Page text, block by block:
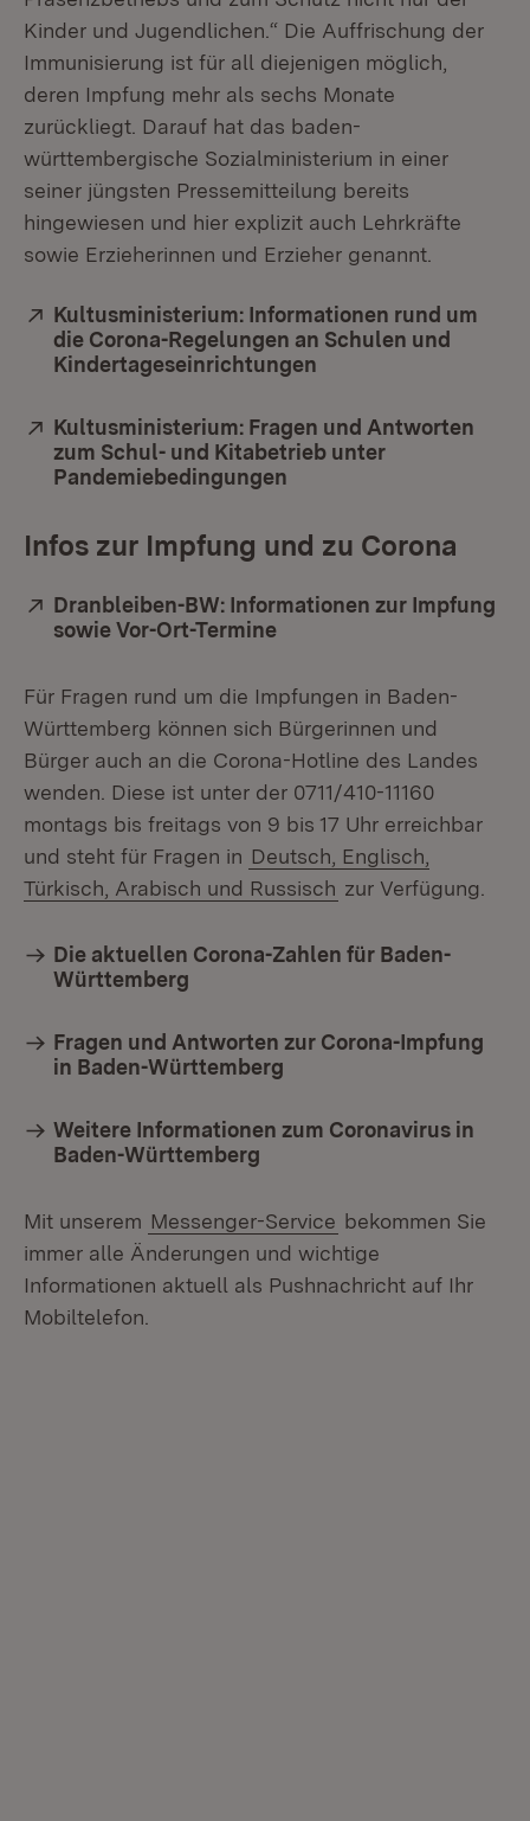
Kinder und Jugendlichen.“ Die Auffrischung der
Immunisierung ist für all diejenigen möglich,
deren Impfung mehr als sechs Monate
zurückliegt. Darauf hat das baden-
württembergische Sozialministerium in einer
seiner jüngsten Pressemitteilung bereits
hingewiesen und hier explizit auch Lehrkräfte
sowie Erzieherinnen und Erzieher genannt.
Extern:
Kultusministerium: Informationen rund um
die Corona-Regelungen an Schulen und
Kindertageseinrichtungen
Extern:
Kultusministerium: Fragen und Antworten
zum Schul- und Kitabetrieb unter
Pandemiebedingungen
Infos zur Impfung und zu Corona
Extern:
Dranbleiben-BW: Informationen zur Impfung
sowie Vor-Ort-Termine
Für Fragen rund um die Impfungen in Baden-
Württemberg können sich Bürgerinnen und
Bürger auch an die Corona-Hotline des Landes
wenden. Diese ist unter der 0711/410-11160
montags bis freitags von 9 bis 17 Uhr erreichbar
und steht für Fragen in Deutsch, Englisch,
Türkisch, Arabisch und Russisch zur Verfügung.
Die aktuellen Corona-Zahlen für Baden-
Württemberg
Fragen und Antworten zur Corona-Impfung
in Baden-Württemberg
Weitere Informationen zum Coronavirus in
Baden-Württemberg
Mit unserem Messenger-Service bekommen Sie
immer alle Änderungen und wichtige
Informationen aktuell als Pushnachricht auf Ihr
Mobiltelefon.